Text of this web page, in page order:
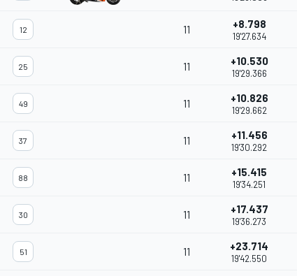
12 11 +8.798
19'27.634
25 11 +10.530
19'29.366
49 11 +10.826
19'29.662
37 11 +11.456
19'30.292
88 11 +15.415
19'34.251
30 11 +17.437
19'36.273
51 11 +23.714
19'42.550